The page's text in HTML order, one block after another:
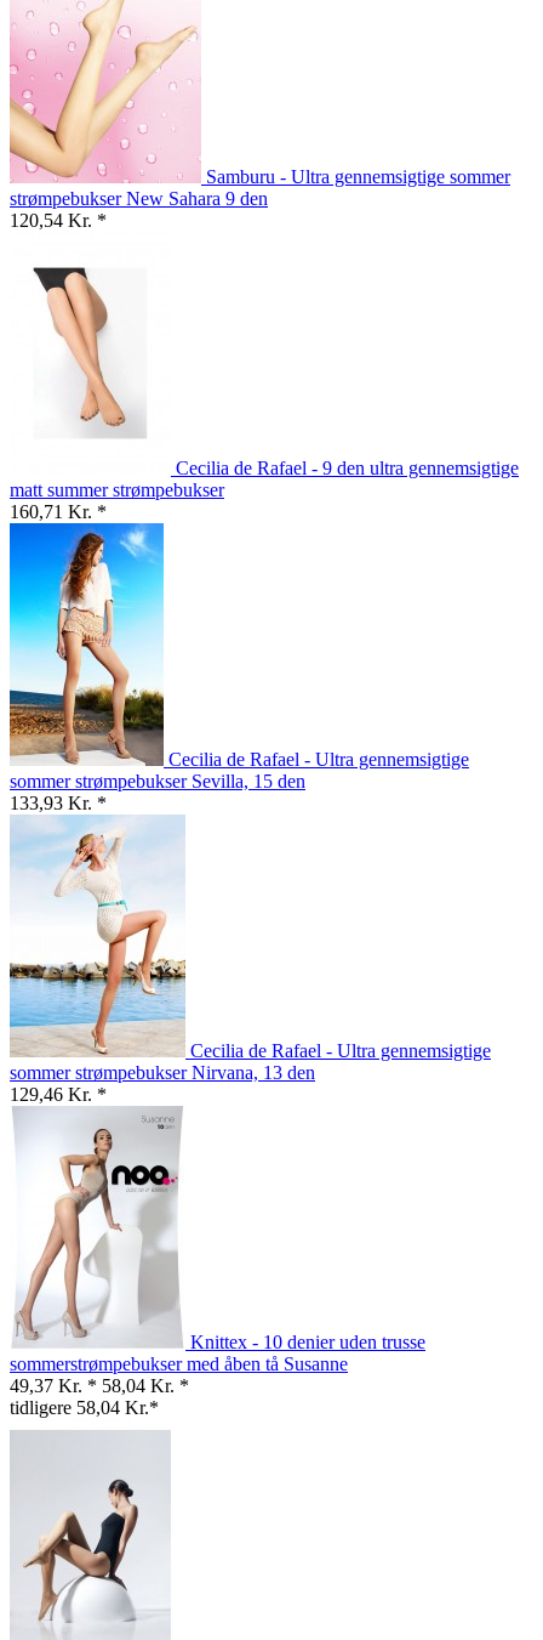
Samburu - Ultra gennemsigtige sommer
strømpebukser New Sahara 9 den
120,54 Kr. *
Cecilia de Rafael - 9 den ultra gennemsigtige
matt summer strømpebukser
160,71 Kr. *
Cecilia de Rafael - Ultra gennemsigtige
sommer strømpebukser Sevilla, 15 den
133,93 Kr. *
Cecilia de Rafael - Ultra gennemsigtige
sommer strømpebukser Nirvana, 13 den
129,46 Kr. *
Knittex - 10 denier uden trusse
sommerstrømpebukser med åben tå Susanne
49,37 Kr. * 58,04 Kr. *
tidligere 58,04 Kr.*